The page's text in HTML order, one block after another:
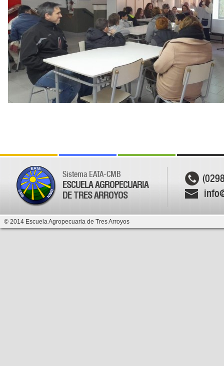
Sistema EATA-CMB
ESCUELA AGROPECUARIA
DE TRES ARROYOS
© 2014 Escuela Agropecuaria de Tres Arroyos